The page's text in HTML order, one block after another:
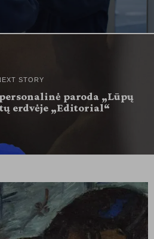
STORY
paroda „Lūpų
erdvėje „Editorial“